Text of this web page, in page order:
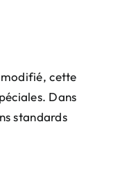
modifié, cette
Dans
standards